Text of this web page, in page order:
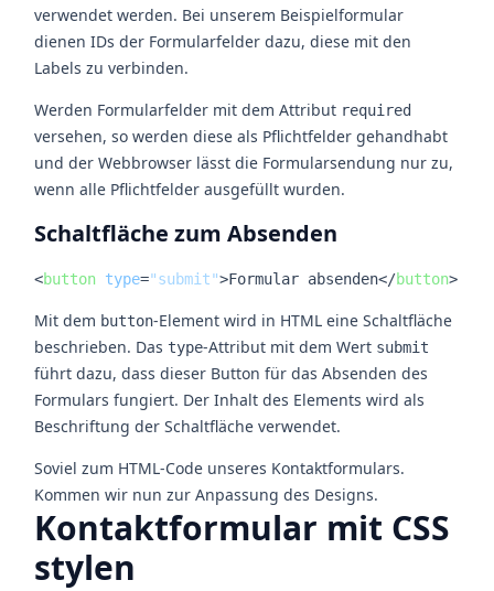
verwendet werden. Bei unserem Beispielformular
dienen IDs der Formularfelder dazu, diese mit den
Labels zu verbinden.
Werden Formularfelder mit dem Attribut required
versehen, so werden diese als Pflichtfelder gehandhabt
und der Webbrowser lässt die Formularsendung nur zu,
wenn alle Pflichtfelder ausgefüllt wurden.
Schaltfläche zum Absenden
<button type="submit">Formular absenden</button>
Mit dem button-Element wird in HTML eine Schaltfläche
beschrieben. Das type-Attribut mit dem Wert submit
führt dazu, dass dieser Button für das Absenden des
Formulars fungiert. Der Inhalt des Elements wird als
Beschriftung der Schaltfläche verwendet.
Soviel zum HTML-Code unseres Kontaktformulars.
Kommen wir nun zur Anpassung des Designs.
Kontaktformular mit CSS
stylen